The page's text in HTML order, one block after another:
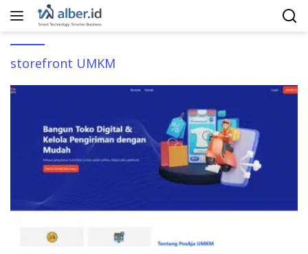
Langsung
storefront UMKM